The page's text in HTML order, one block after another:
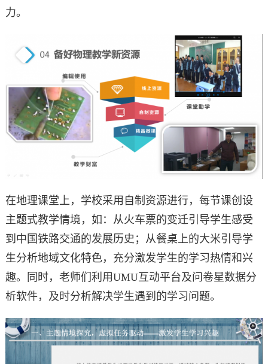
力。
在地理课堂上，学校采用自制资源进行，每节课创设
主题式教学情境，如：从火车票的变迁引导学生感受
到中国铁路交通的发展历史；从餐桌上的大米引导学
生分析地域文化特色，充分激发学生的学习热情和兴
趣。同时，老师们利用UMU互动平台及问卷星数据分
析软件，及时分析解决学生遇到的学习问题。